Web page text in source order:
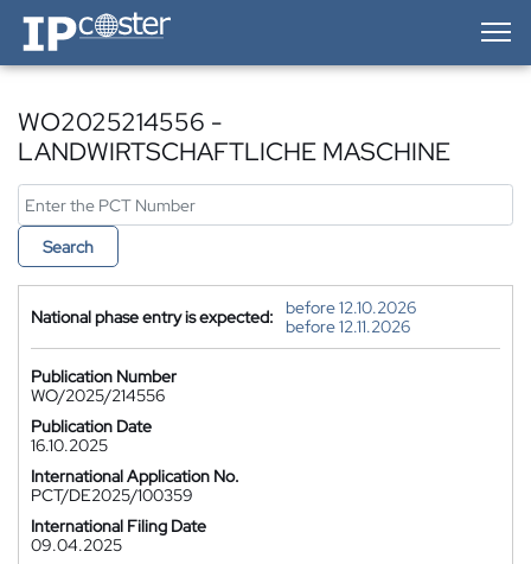
IP-Coster — Home
WO2025214556 -
LANDWIRTSCHAFTLICHE MASCHINE
Search
National phase entry is expected:
before 12.10.2026
before 12.11.2026
Publication Number
WO/2025/214556
Publication Date
16.10.2025
International Application No.
PCT/DE2025/100359
International Filing Date
09.04.2025